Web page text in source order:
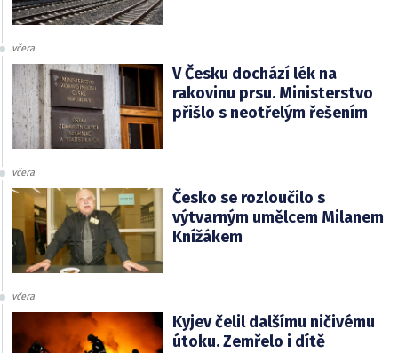
včera
V Česku dochází lék na
rakovinu prsu. Ministerstvo
přišlo s neotřelým řešením
včera
Česko se rozloučilo s
výtvarným umělcem Milanem
Knížákem
včera
Kyjev čelil dalšímu ničivému
útoku. Zemřelo i dítě